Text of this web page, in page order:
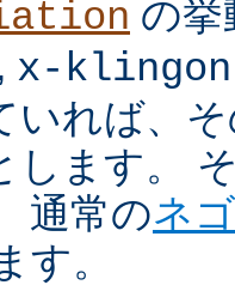
の挙
, x-klingon
いれば、
します。
通常のネ
す。